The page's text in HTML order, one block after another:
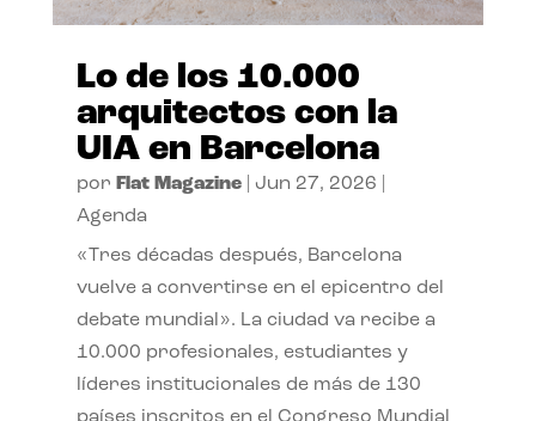
Lo de los 10.000
arquitectos con la
UIA en Barcelona
por Flat Magazine| Jun 27, 2026
Agenda
«Tres décadas después, Barcelona
vuelve a convertirse en el epicentro del
debate mundial». La ciudad va recibe a
10.000 profesionales, estudiantes y
líderes institucionales de más de 130